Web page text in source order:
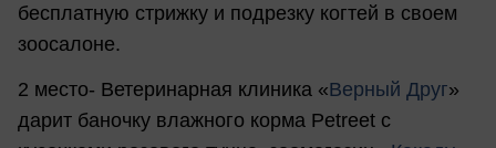
бесплатную стрижку и подрезку когтей в своем
зоосалоне.
2 место- Ветеринарная клиника «Верный Друг»
дарит баночку влажного корма Petreet с